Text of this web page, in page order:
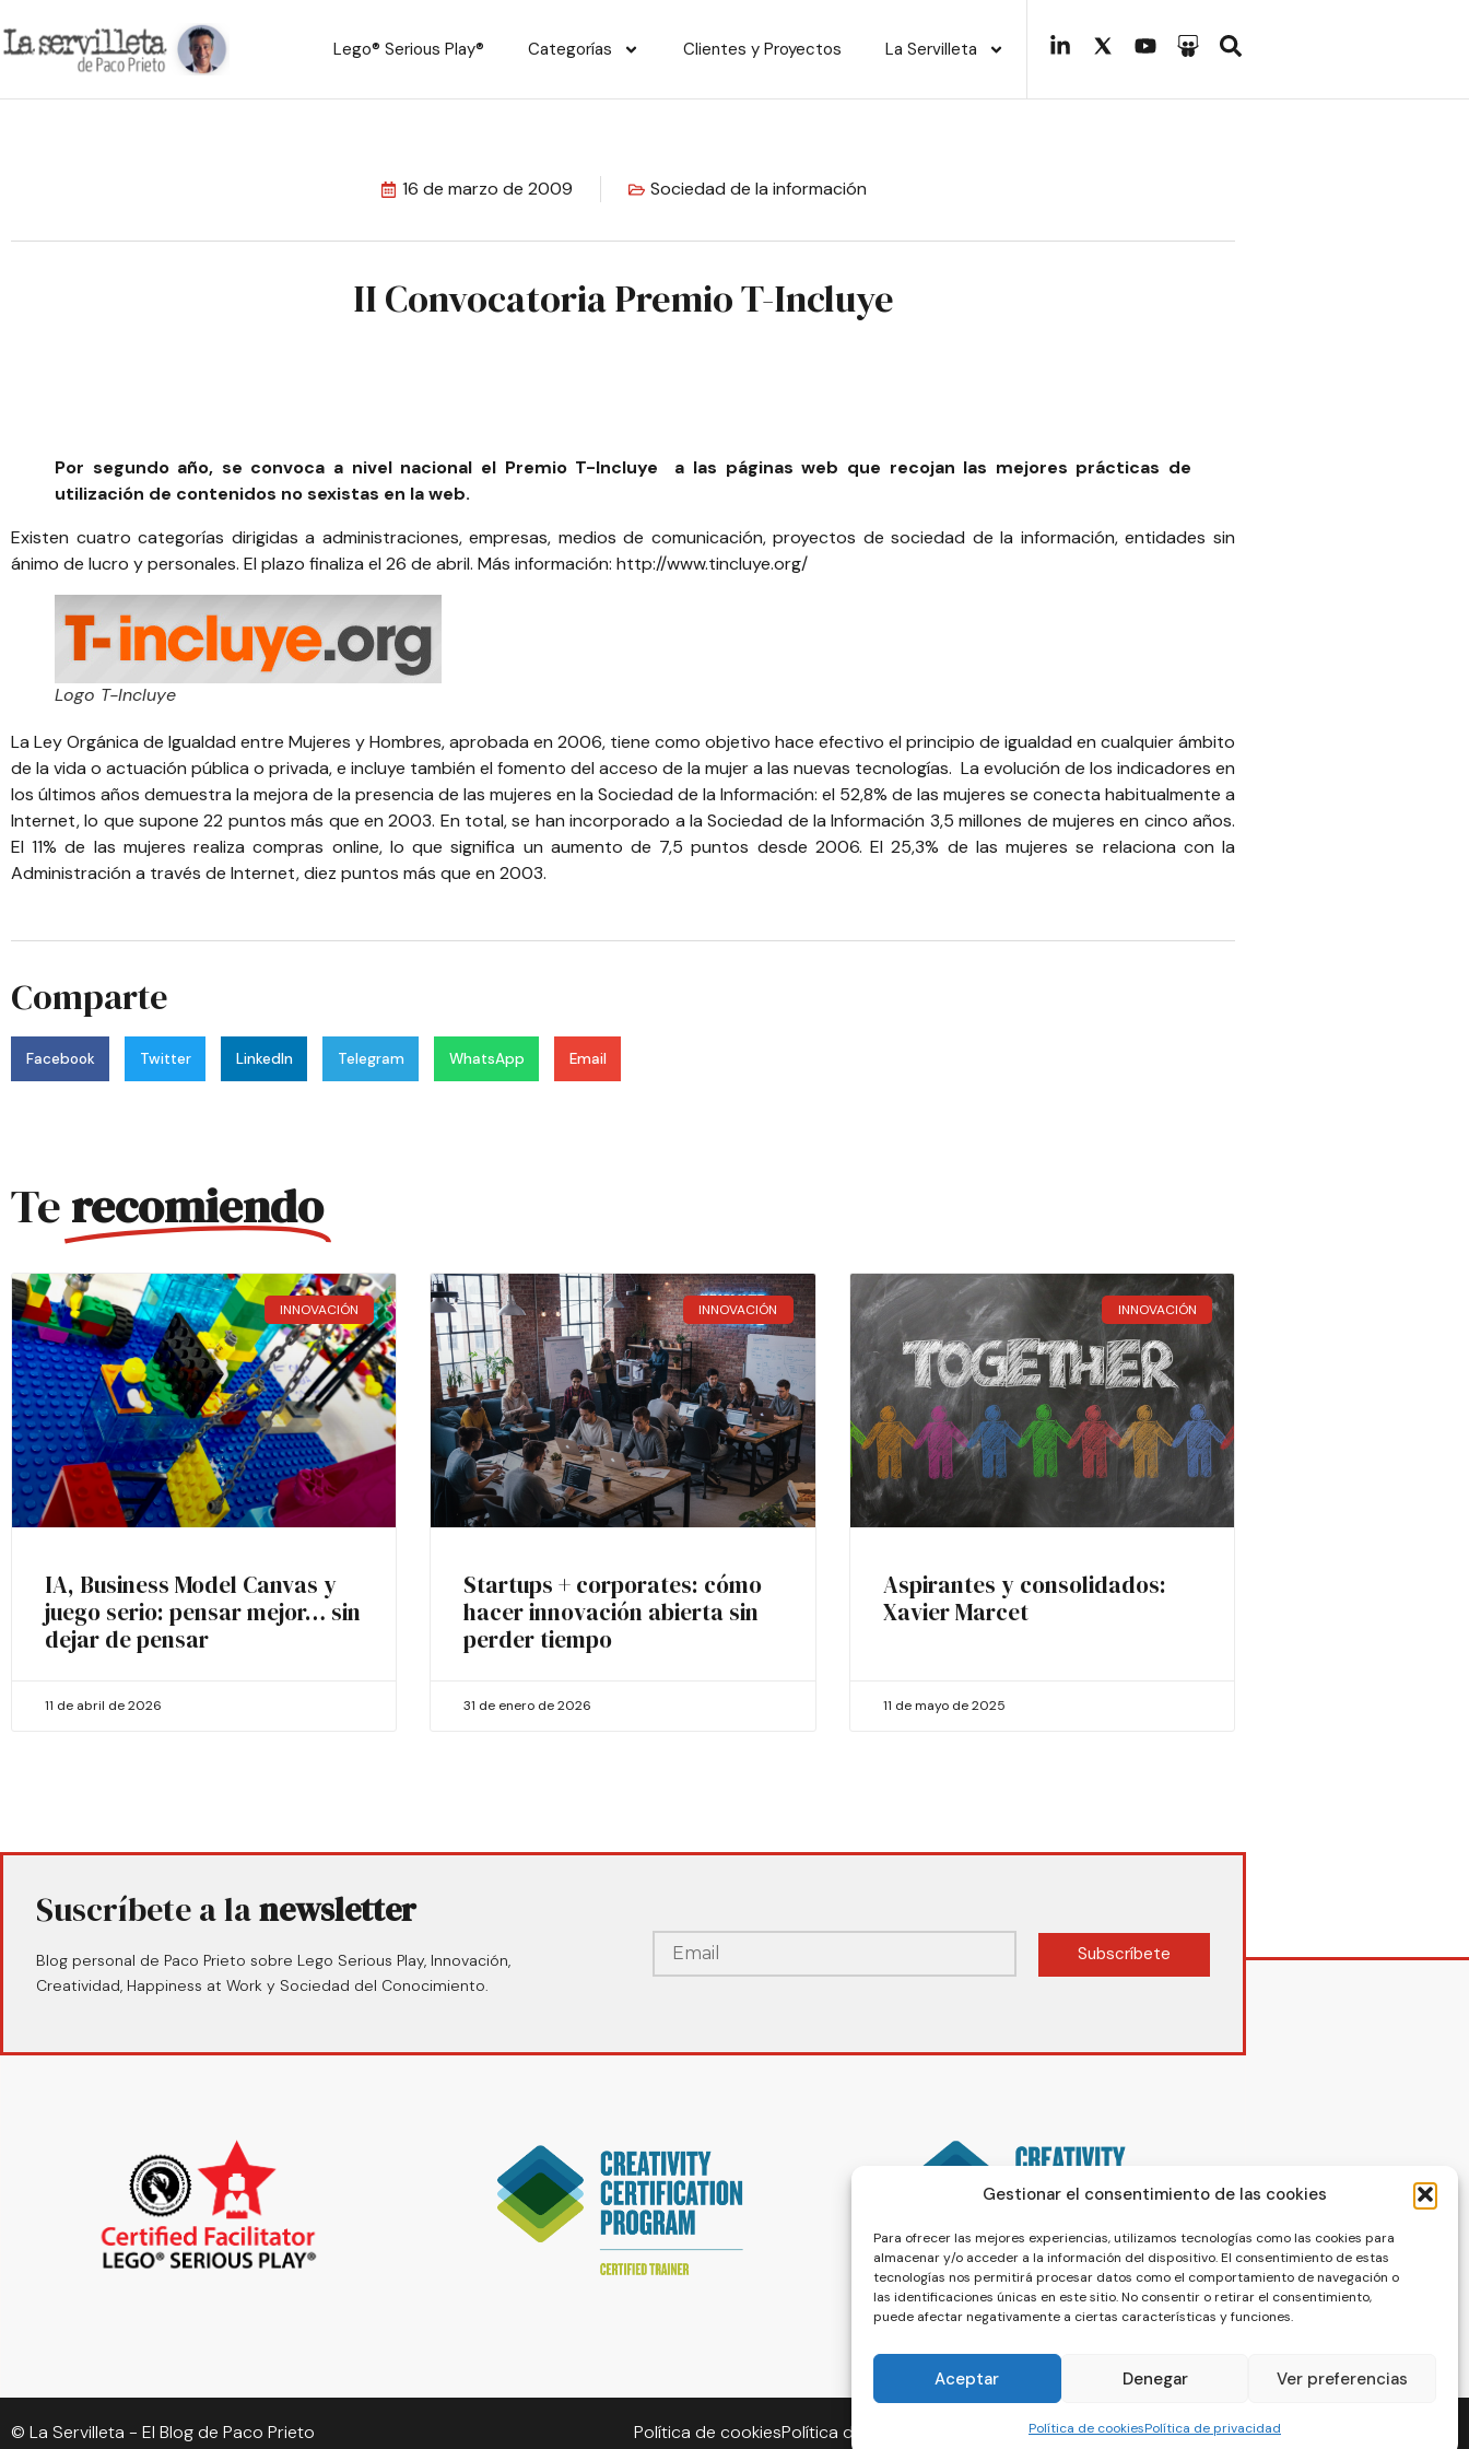
Gestionar el consentimiento de las cookies
Para ofrecer las mejores experiencias, utilizamos tecnologías como las cookies para
almacenar y/o acceder a la información del dispositivo. El consentimiento de estas
tecnologías nos permitirá procesar datos como el comportamiento de navegación o
las identificaciones únicas en este sitio. No consentir o retirar el consentimiento,
puede afectar negativamente a ciertas características y funciones.
Aceptar Denegar Ver preferencias
Política de cookiesPolítica de privacidad
Lego® Serious Play® Categorías Clientes y Proyectos La Servilleta
16 de marzo de 2009 Sociedad de la información
II Convocatoria Premio T-Incluye
Por segundo año, se convoca a nivel nacional el Premio T-Incluye
a las páginas web que recojan las mejores prácticas de
utilización de contenidos no sexistas en la web.
Existen cuatro categorías dirigidas a administraciones, empresas, medios de comunicación, proyectos de sociedad de la información, entidades sin
ánimo de lucro y personales. El plazo finaliza el 26 de abril. Más información: http://www.tincluye.org/
Logo T-Incluye
La Ley Orgánica de Igualdad entre Mujeres y Hombres, aprobada en 2006, tiene como objetivo hace efectivo el principio de igualdad en cualquier ámbito
de la vida o actuación pública o privada, e incluye también el fomento del acceso de la mujer a las nuevas tecnologías. La evolución de los indicadores en
los últimos años demuestra la mejora de la presencia de las mujeres en la Sociedad de la Información: el 52,8% de las mujeres se conecta habitualmente a
Internet, lo que supone 22 puntos más que en 2003. En total, se han incorporado a la Sociedad de la Información 3,5 millones de mujeres en cinco años.
El 11% de las mujeres realiza compras online, lo que significa un aumento de 7,5 puntos desde 2006. El 25,3% de las mujeres se relaciona con la
Administración a través de Internet, diez puntos más que en 2003.
Comparte
Facebook Twitter LinkedIn Telegram WhatsApp Email
Terecomiendo
INNOVACIÓN
IA, Business Model Canvas y
juego serio: pensar mejor… sin
dejar de pensar
11 de abril de 2026
INNOVACIÓN
Startups + corporates: cómo
hacer innovación abierta sin
perder tiempo
31 de enero de 2026
INNOVACIÓN
Aspirantes y consolidados:
Xavier Marcet
11 de mayo de 2025
Suscríbete a lanewsletter
Blog personal de Paco Prieto sobre Lego Serious Play, Innovación,
Creatividad, Happiness at Work y Sociedad del Conocimiento.
Subscríbete
© La Servilleta - El Blog de Paco Prieto Política de cookiesPolítica de privacidad